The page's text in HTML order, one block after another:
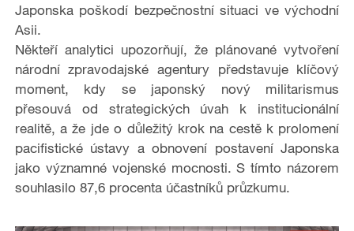
Japonska poškodí bezpečnostní situaci ve východní
Asii.
Někteří analytici upozorňují, že plánované vytvoření
národní zpravodajské agentury představuje klíčový
moment, kdy se japonský nový militarismus
přesouvá od strategických úvah k institucionální
realitě, a že jde o důležitý krok na cestě k prolomení
pacifistické ústavy a obnovení postavení Japonska
jako významné vojenské mocnosti. S tímto názorem
souhlasilo 87,6 procenta účastníků průzkumu.